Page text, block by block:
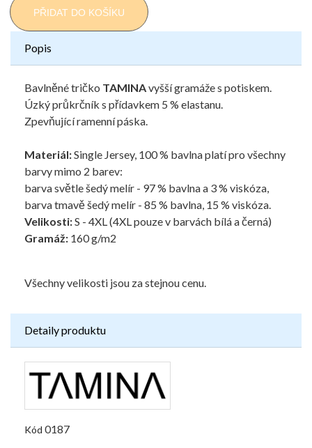
PŘIDAT DO KOŠÍKU
Popis
Bavlněné tričko TAMINAvyšší gramáže s potiskem.
Úzký průkrčník s přídavkem 5 % elastanu.
Zpevňující ramenní páska.
Materiál:Single Jersey, 100 % bavlna platí pro všechny
barvy mimo 2 barev:
barva světle šedý melír - 97 % bavlna a 3 % viskóza,
barva tmavě šedý melír - 85 % bavlna, 15 % viskóza.
Velikosti:S - 4XL (4XL pouze v barvách bílá a černá)
Gramáž: 160 g/m2
Všechny velikosti jsou za stejnou cenu.
Detaily produktu
Kód 0187